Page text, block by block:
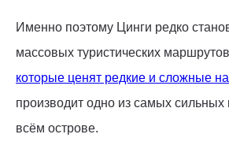
Именно поэтому Цинги редко
массовых туристических
которые ценят редкие и сложные
производит одно из самых сильных
всём острове.